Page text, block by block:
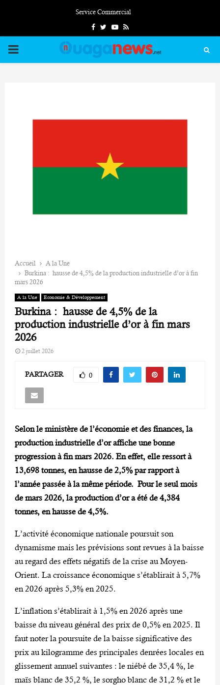
Service Commercial
FacebookTwitterYoutube
Rss
PRIMARY
Accueil
A la Une
Burkina : hausse de 4,5% de la production industrielle d’or à fin
mars 2026
A la Une Economie & Développement
Burkina : hausse de 4,5% de la
production industrielle d’or à fin mars
2026
2 juillet 2026
PARTAGER 0
Selon le ministère de l’économie et des finances, la
production industrielle d’or affiche une bonne
progression à fin mars 2026. En effet, elle ressort à
13,698 tonnes, en hausse de 2,5% par rapport à
l’année passée à la même période. Pour le seul mois
de mars 2026, la production d’or a été de 4,384
tonnes, en hausse de 4,5%.
L’activité économique nationale poursuit son
dynamisme mais les prévisions sont revues à la baisse
au regard des effets négatifs de la crise au Moyen-
Orient. La croissance économique s’établirait à 5,7%
en 2026 après 5,3% en 2025.
L’inflation s’établirait à 1,5% en 2026 après une
baisse du niveau général des prix de 0,5% en 2025. Il
faut noter la poursuite de la baisse significative des
prix au kilogramme des principales denrées locales en
glissement annuel suivantes : le niébé de 35,4 %, le
maïs blanc de 35,2 %, le sorgho blanc de 31,2 % et le